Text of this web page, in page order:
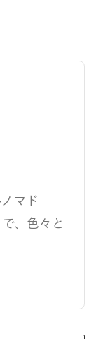
マド
、色々と